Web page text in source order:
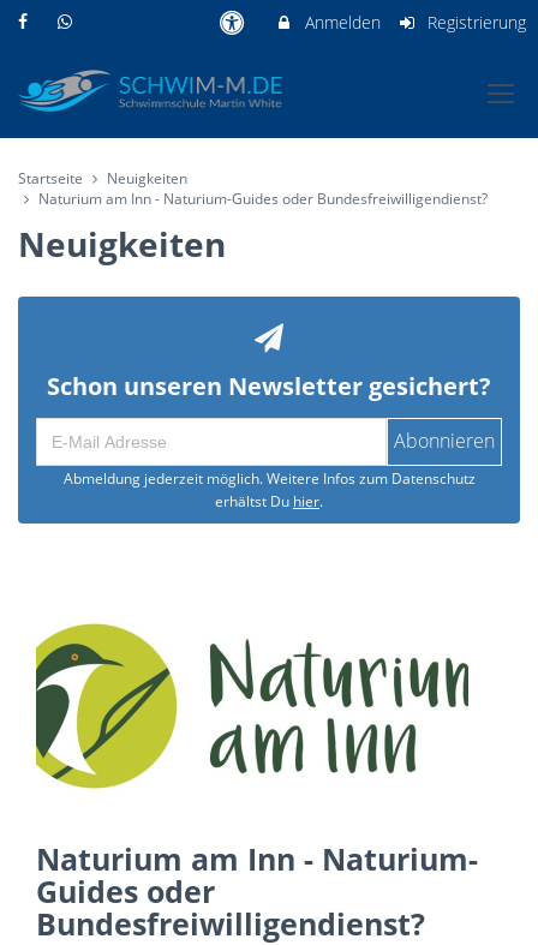
Anmelden Registrierung
Startseite
Neuigkeiten
Naturium am Inn - Naturium-Guides oder Bundesfreiwilligendienst?
Neuigkeiten
Schon unseren Newsletter gesichert?
Abonnieren
Abmeldung jederzeit möglich. Weitere Infos zum Datenschutz
erhältst Du hier.
Naturium am Inn - Naturium-
Guides oder
Bundesfreiwilligendienst?